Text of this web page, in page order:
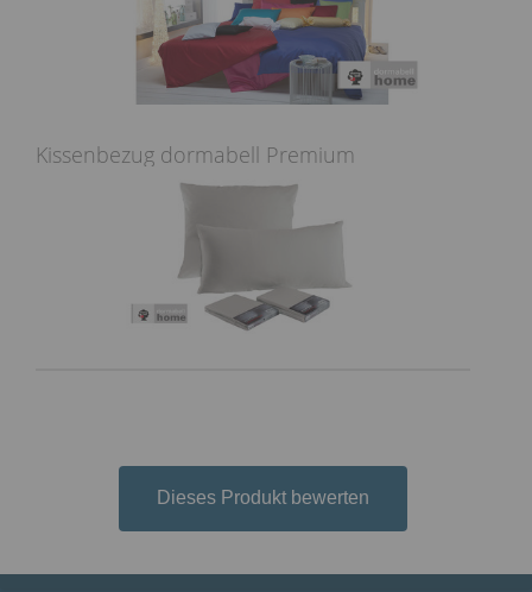
Kissenbezug dormabell Premium
Dieses Produkt bewerten